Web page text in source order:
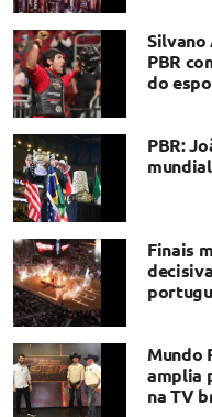
Silvano
PBR
do
​PBR:
Finais
Mundo
amplia
na TV